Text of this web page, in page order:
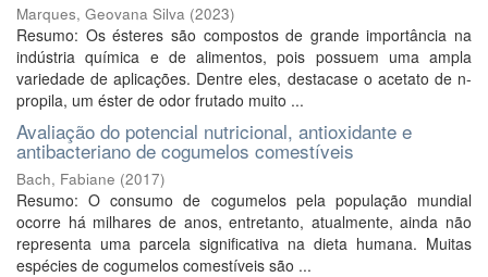
Marques, Geovana Silva (2023)
Resumo: Os ésteres são compostos de grande importância na
indústria química e de alimentos, pois possuem uma ampla
variedade de aplicações. Dentre eles, destacase o acetato de n-
propila, um éster de odor frutado muito ...
Avaliação do potencial nutricional, antioxidante e
antibacteriano de cogumelos comestíveis
Bach, Fabiane (2017)
Resumo: O consumo de cogumelos pela população mundial
ocorre há milhares de anos, entretanto, atualmente, ainda não
representa uma parcela significativa na dieta humana. Muitas
espécies de cogumelos comestíveis são ...